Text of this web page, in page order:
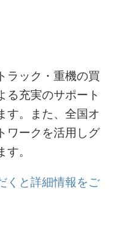
ラック・重機の買
る充実のサポート
す。また、全国オ
ワークを活用しグ
。
くと詳細情報をご